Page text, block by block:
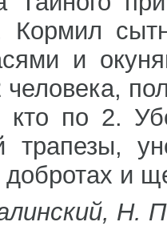
Кормил
и
кто по 2.
трапезы,
и
Н.